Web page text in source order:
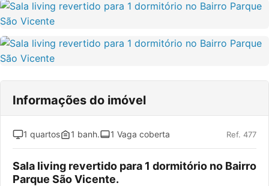
Informações do imóvel
1 quartos 1 banh. 1 Vaga coberta Ref. 477
Sala living revertido para 1 dormitório no Bairro
Parque São Vicente.